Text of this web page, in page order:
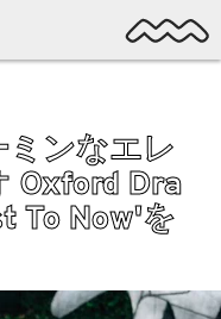
ンなエレ
Oxford Dra
To Now'を